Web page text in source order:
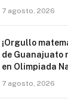
7 agosto, 2026
¡Orgullo
de Guanajuato
en Olimpiada
7 agosto, 2026